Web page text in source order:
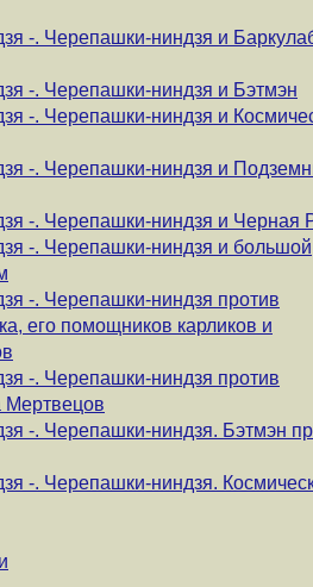
-. Черепашки-ниндзя и
-. Черепашки-ниндзя и Бэтмэн
-. Черепашки-ниндзя и
-. Черепашки-ниндзя и
-. Черепашки-ниндзя и Черная
-. Черепашки-ниндзя и большой
-. Черепашки-ниндзя против
его помощников карликов и
-. Черепашки-ниндзя против
Мертвецов
-. Черепашки-ниндзя. Бэтмэн
-. Черепашки-ниндзя.